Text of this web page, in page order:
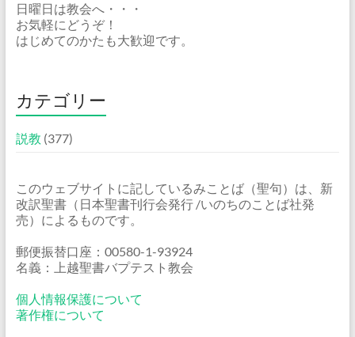
日曜日は教会へ・・・
お気軽にどうぞ！
はじめてのかたも大歓迎です。
カテゴリー
説教 (377)
このウェブサイトに記しているみことば（聖句）は、新
改訳聖書（日本聖書刊行会発行 /いのちのことば社発
売）によるものです。
郵便振替口座：00580-1-93924
名義：上越聖書バプテスト教会
個人情報保護について
著作権について